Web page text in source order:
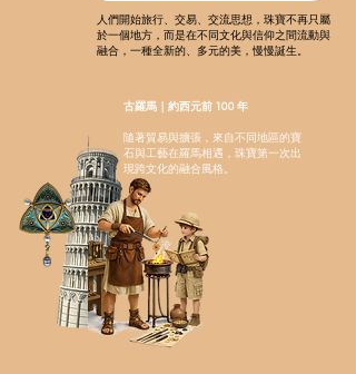
人們開始旅行、交易、交流思想，珠寶不再只屬
於一個地方，而是在不同文化與信仰之間流動與
融合，一種全新的、多元的美，慢慢誕生。
古羅馬｜約西元前 100 年
隨著貿易與擴張，來自不同地區的寶
石與工藝在羅馬相遇，珠寶第一次出
現跨文化的融合風格。